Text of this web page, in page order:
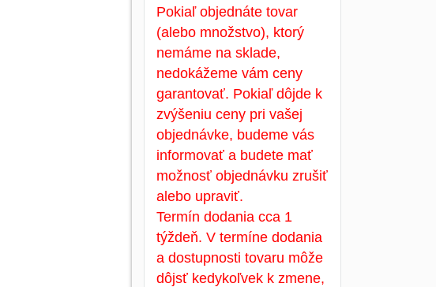
Pokiaľ objednáte tovar
(alebo množstvo), ktorý
nemáme na sklade,
nedokážeme vám ceny
garantovať. Pokiaľ dôjde k
zvýšeniu ceny pri vašej
objednávke, budeme vás
informovať a budete mať
možnosť objednávku zrušiť
alebo upraviť.
Termín dodania cca 1
týždeň. V termíne dodania
a dostupnosti tovaru môže
dôjsť kedykoľvek k zmene,